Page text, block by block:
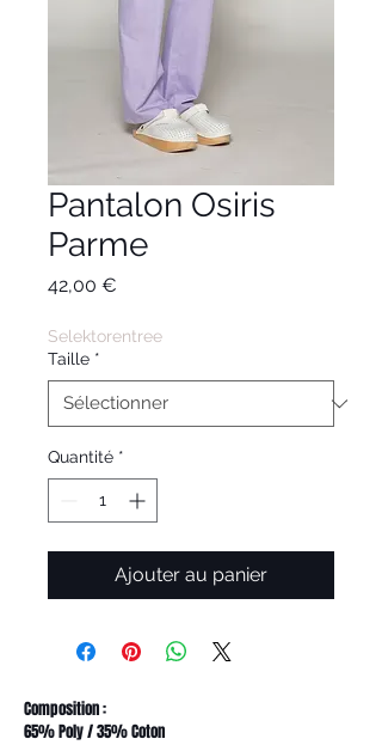
Pantalon Osiris
Parme
42,00 €
Selektorentree
Taille *
Quantité *
Ajouter au panier
Composition :
65% Poly / 35% Coton